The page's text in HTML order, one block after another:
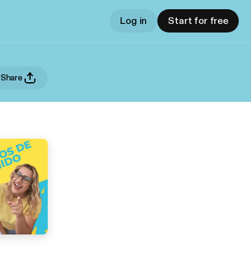
Log in Start for free
Share